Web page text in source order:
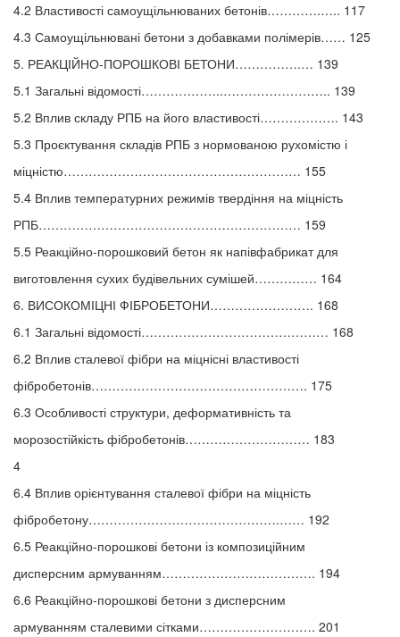
4.2 Властивості самоущільнюваних бетонів………….….. 117
4.3 Самоущільнювані бетони з добавками полімерів…… 125
5. РЕАКЦІЙНО-ПОРОШКОВІ БЕТОНИ…………….… 139
5.1 Загальні відомості………………..…………………….. 139
5.2 Вплив складу РПБ на його властивості………………. 143
5.3 Проєктування складів РПБ з нормованою рухомістю і
міцністю………………………………………………… 155
5.4 Вплив температурних режимів твердіння на міцність
РПБ……………………………………………………… 159
5.5 Реакційно-порошковий бетон як напівфабрикат для
виготовлення сухих будівельних сумішей…………… 164
6. ВИСОКОМІЦНІ ФІБРОБЕТОНИ……………………. 168
6.1 Загальні відомості……………………………………… 168
6.2 Вплив сталевої фібри на міцнісні властивості
фібробетонів……………………………………………. 175
6.3 Особливості структури, деформативність та
морозостійкість фібробетонів………………………… 183
4
6.4 Вплив орієнтування сталевої фібри на міцність
фібробетону……………………………………….…… 192
6.5 Реакційно-порошкові бетони із композиційним
дисперсним армуванням………………………………. 194
6.6 Реакційно-порошкові бетони з дисперсним
армуванням сталевими сітками………………………. 201